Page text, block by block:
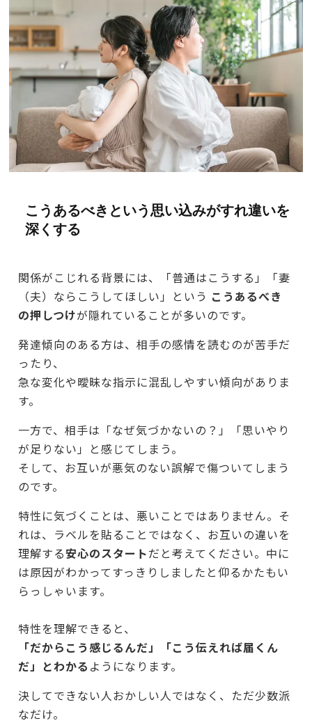
こうあるべきという思い込みがすれ違いを
深くする
関係がこじれる背景には、「普通はこうする」「妻
（夫）ならこうしてほしい」という こうあるべき
の押しつけが隠れていることが多いのです。
発達傾向のある方は、相手の感情を読むのが苦手だ
ったり、
急な変化や曖昧な指示に混乱しやすい傾向がありま
す。
一方で、相手は「なぜ気づかないの？」「思いやり
が足りない」と感じてしまう。
そして、お互いが悪気のない誤解で傷ついてしまう
のです。
特性に気づくことは、悪いことではありません。そ
れは、ラベルを貼ることではなく、お互いの違いを
理解する安心のスタートだと考えてください。中に
は原因がわかってすっきりしましたと仰るかたもい
らっしゃいます。
特性を理解できると、
「だからこう感じるんだ」「こう伝えれば届くん
だ」とわかる ようになります。
決してできない人おかしい人ではなく、ただ少数派
なだけ。